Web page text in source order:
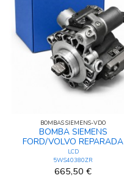
BOMBAS SIEMENS-VDO
BOMBA SIEMENS
FORD/VOLVO REPARADA
LCD
5WS40380ZR
665,50 €